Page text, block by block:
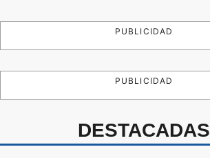
PUBLICIDAD
PUBLICIDAD
DESTACADAS